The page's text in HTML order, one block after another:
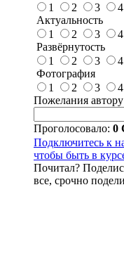
1
2 3 4
Актуальность
1
2 3 4
Развёрнутость
1
2 3 4
Фотография
1
2 3 4
Пожелания автору
Проголосовало: 0
Подключитесь к
чтобы быть в
Почитал?
все, срочно